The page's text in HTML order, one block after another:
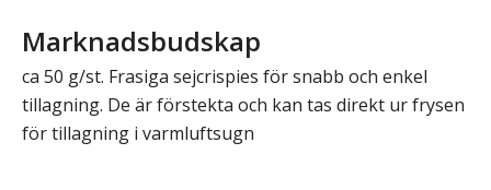
Marknadsbudskap
ca 50 g/st. Frasiga sejcrispies för snabb och enkel
tillagning. De är förstekta och kan tas direkt ur frysen
för tillagning i varmluftsugn